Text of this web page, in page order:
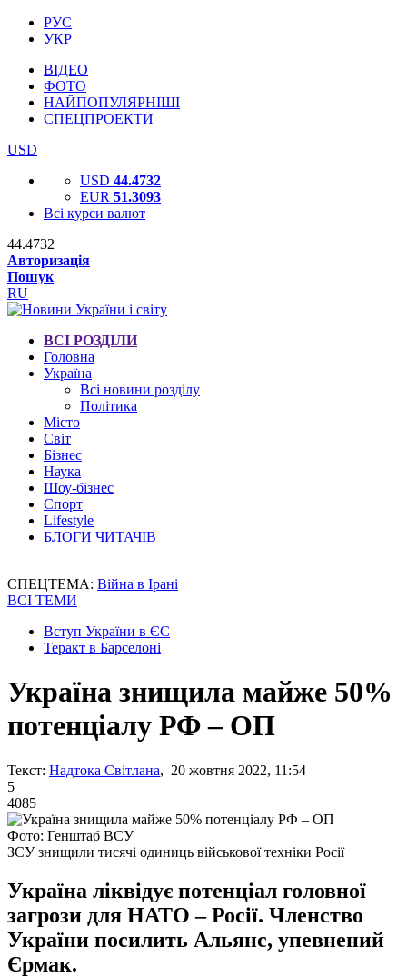
РУС
УКР
ВІДЕО
ФОТО
НАЙПОПУЛЯРНІШІ
СПЕЦПРОЕКТИ
USD
USD 44.4732
EUR 51.3093
Всі курси валют
44.4732
Авторизація
Пошук
RU
ВСІ РОЗДІЛИ
Головна
Україна
Всі новини розділу
Політика
Місто
Світ
Бізнес
Наука
Шоу-бізнес
Спорт
Lifestyle
БЛОГИ ЧИТАЧІВ
СПЕЦТЕМА: Війна в Ірані
ВСІ ТЕМИ
Вступ України в ЄС
Теракт в Барселоні
Україна знищила майже 50%
потенціалу РФ – ОП
Текст: Надтока Світлана, 20 жовтня 2022, 11:54
5
4085
Фото: Генштаб ВСУ
ЗСУ знищили тисячі одиниць військової техніки Росії
Україна ліквідує потенціал головної
загрози для НАТО – Росії. Членство
України посилить Альянс, упевнений
Єрмак.